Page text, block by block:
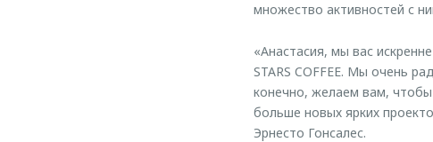
множество активностей с
«Анастасия, мы вас
STARS COFFEE. Мы очень
конечно, желаем вам,
больше новых ярких
Эрнесто Гонсалес.